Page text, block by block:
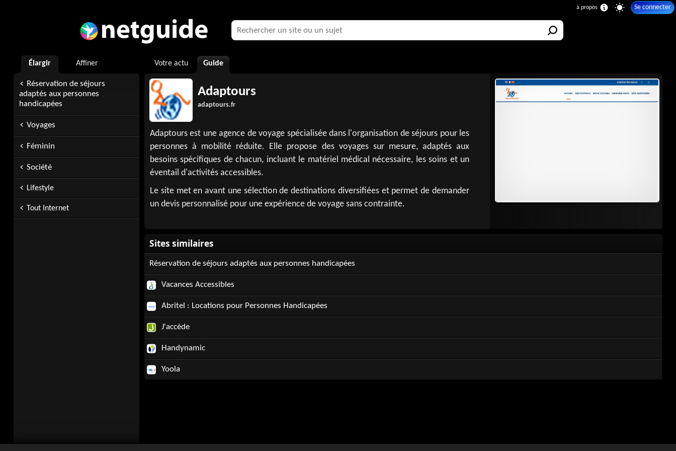
Se connecter
Élargir Affiner
Réservation de séjours
adaptés aux personnes
handicapées
Voyages
Féminin
Société
Lifestyle
Tout Internet
Votre actu Guide
Adaptours
adaptours.fr
Adaptours est une agence de voyage spécialisée dans l'organisation de séjours pour les
personnes à mobilité réduite. Elle propose des voyages sur mesure, adaptés aux
besoins spécifiques de chacun, incluant le matériel médical nécessaire, les soins et un
éventail d'activités accessibles.
Le site met en avant une sélection de destinations diversifiées et permet de demander
un devis personnalisé pour une expérience de voyage sans contrainte.
Réservation de séjours adaptés aux personnes handicapées
Vacances Accessibles
Abritel : Locations pour Personnes Handicapées
J'accède
Handynamic
Yoola